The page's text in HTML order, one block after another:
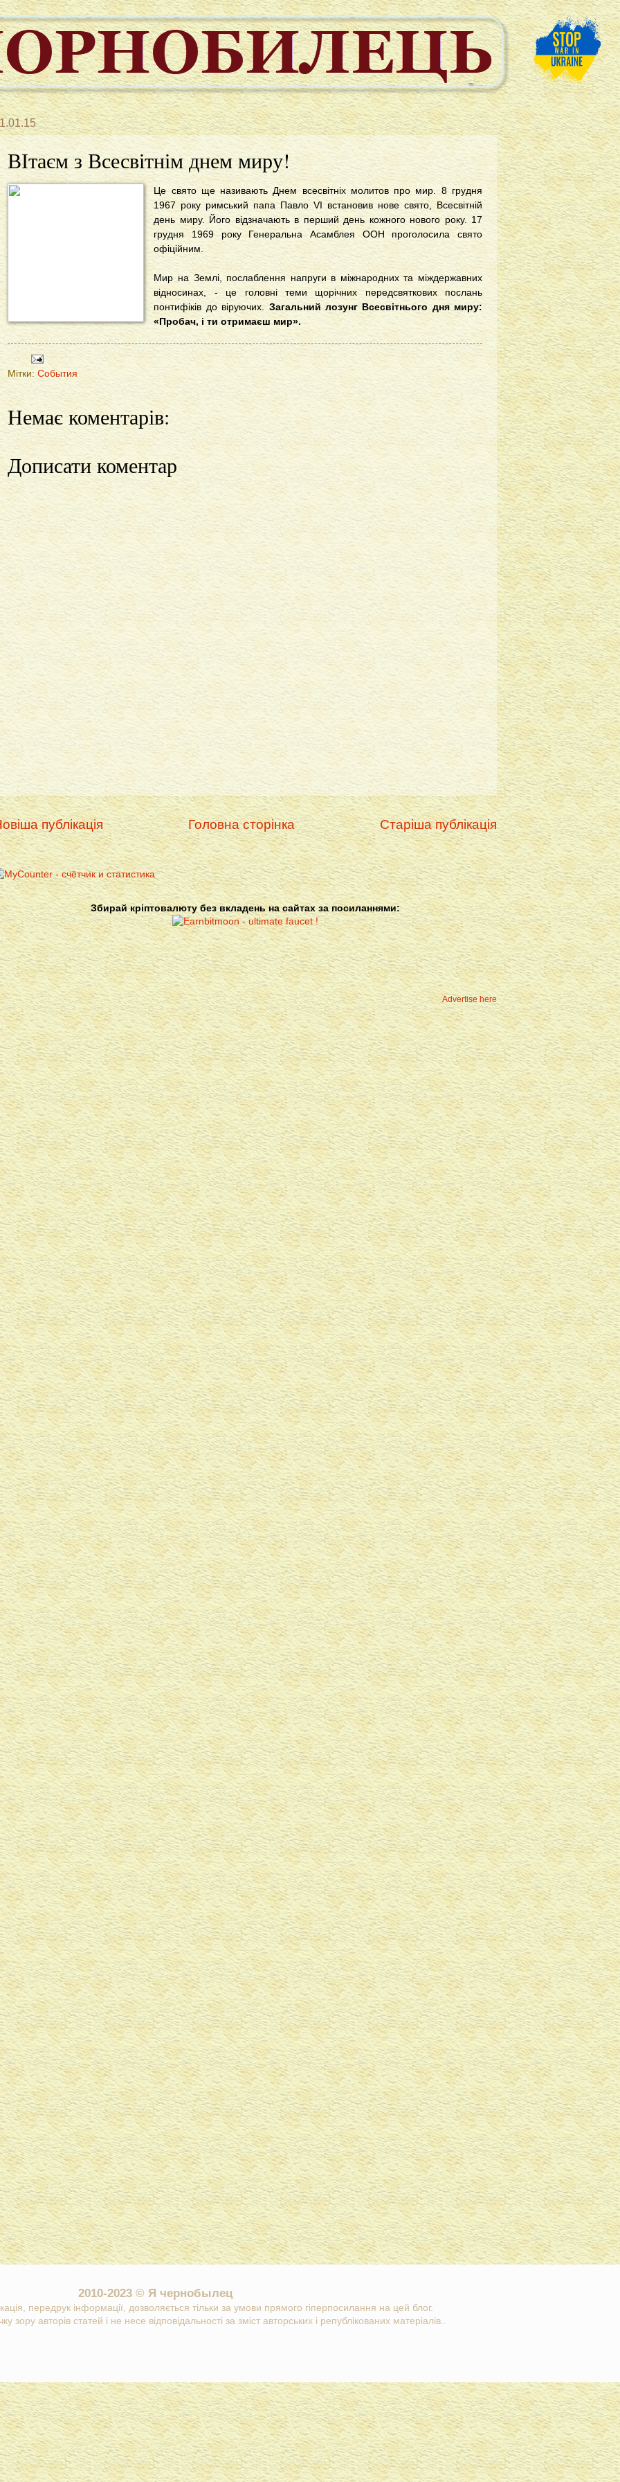
ВІтаєм з Всесвітнім днем миру!
Це свято ще називають Днем всесвітніх молитов про мир. 8 грудня
1967 року римський папа Павло VI встановив нове свято, Всесвітній
день миру. Його відзначають в перший день кожного нового року. 17
грудня 1969 року Генеральна Асамблея ООН проголосила свято
офіційним.
Мир на Землі, послаблення напруги в міжнародних та міждержавних
відносинах, - це головні теми щорічних передсвяткових послань
понтифіків до віруючих. Загальний лозунг Всесвітнього дня миру:
«Пробач, і ти отримаєш мир».
Мітки: События
Немає коментарів:
Дописати коментар
публікація Старіша публікація
Головна сторінка
Збирай кріптовалюту без вкладень на сайтах за посиланнями:
Advertise here
2010-2023 © Я чернобылец
передрук інформації, дозволяється тільки за умови прямого гіперпосилання на цей блог.
зору авторів статей і не несе відповідальності за зміст авторських і републікованих матеріалів..